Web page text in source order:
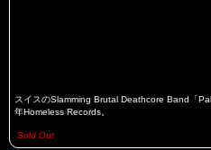
スイスのSlamming Brutal Deathcore Band「
年Homeless Records。
Sold Out